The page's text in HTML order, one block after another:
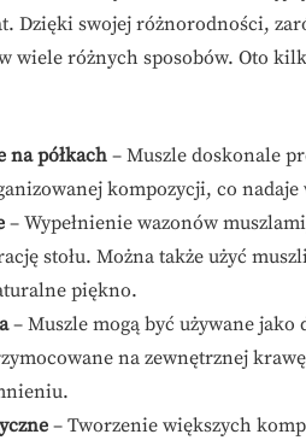
Dzięki swojej różnorodności,
wiele różnych sposobów. Oto
na półkach – Muszle doskonale
kompozycji, co
– Wypełnienie wazonów
stołu. Można także użyć
piękno.
– Muszle mogą być używane
na zewnętrznej
– Tworzenie większych